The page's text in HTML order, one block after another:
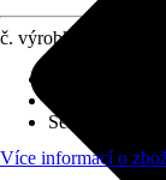
č. výrobku
Série
Více informací o